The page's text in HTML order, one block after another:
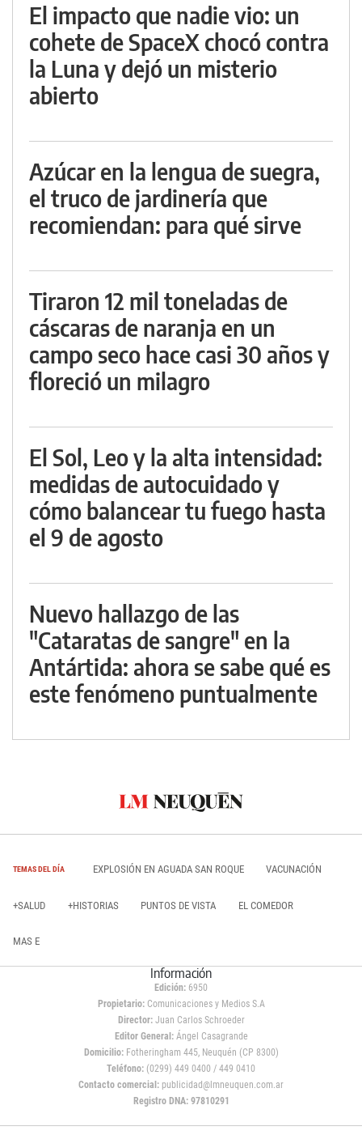
El impacto que nadie vio: un
cohete de SpaceX chocó contra
la Luna y dejó un misterio
abierto
Azúcar en la lengua de suegra,
el truco de jardinería que
recomiendan: para qué sirve
Tiraron 12 mil toneladas de
cáscaras de naranja en un
campo seco hace casi 30 años y
floreció un milagro
El Sol, Leo y la alta intensidad:
medidas de autocuidado y
cómo balancear tu fuego hasta
el 9 de agosto
Nuevo hallazgo de las
"Cataratas de sangre" en la
Antártida: ahora se sabe qué es
este fenómeno puntualmente
TEMAS DEL DÍA EXPLOSIÓN EN AGUADA SAN ROQUE VACUNACIÓN
+SALUD +HISTORIAS PUNTOS DE VISTA EL COMEDOR
MAS E
Información
Edición: 6950
Propietario:Comunicaciones y Medios S.A
Director: Juan Carlos Schroeder
Editor General:Ángel Casagrande
Domicilio:Fotheringham 445, Neuquén (CP 8300)
Teléfono: (0299) 449 0400 / 449 0410
Contacto comercial: publicidad@lmneuquen.com.ar
Registro DNA: 97810291